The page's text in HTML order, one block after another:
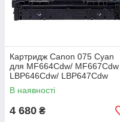
Картридж Canon 075 Cyan
для MF664Cdw/ MF667Cdw
LBP646Cdw/ LBP647Cdw
(6364C002AA)
В наявності
4 680 ₴